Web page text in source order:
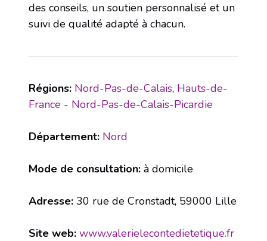
des conseils, un soutien personnalisé et un
suivi de qualité adapté à chacun.
Régions: Nord-Pas-de-Calais, Hauts-de-
France - Nord-Pas-de-Calais-Picardie
Département: Nord
Mode de consultation: à domicile
Adresse: 30 rue de Cronstadt, 59000 Lille
Site web: www.valerielecontedietetique.fr